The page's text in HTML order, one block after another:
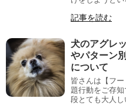
記事を読む
犬のアグレ
やパターン
について
皆さんは【フ
題行動をご存
段とても大人し